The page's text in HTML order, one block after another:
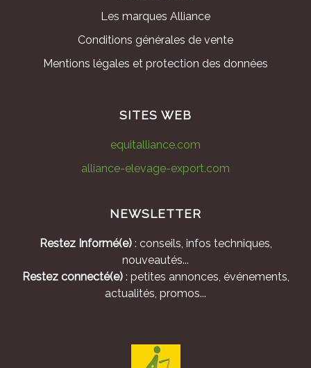
Les marques Alliance
Conditions générales de vente
Mentions légales et protection des données
SITES WEB
equitalliance.com
alliance-elevage-export.com
NEWSLETTER
Restez Informé(e): conseils, infos techniques,
nouveautés...
Restez connecté(e): petites annonces, événements,
actualités, promos...